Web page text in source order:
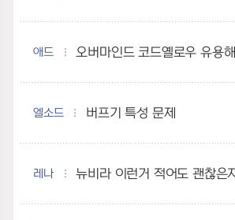
애드 오버마인드 코드옐로우 유용
엘소드 버프기 특성 문제
레나 뉴비라 이런거 적어도 괜찮은